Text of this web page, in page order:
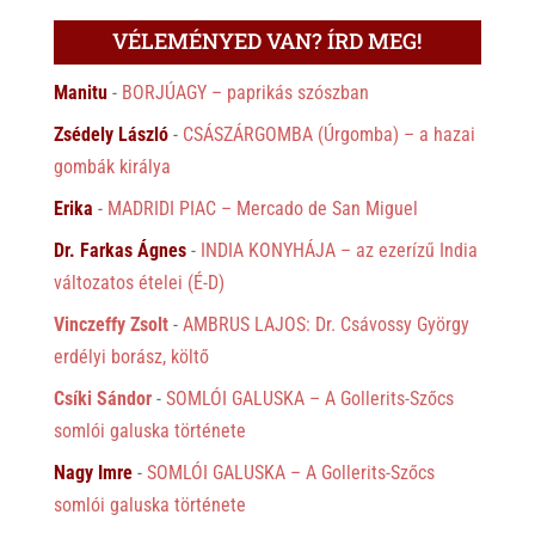
VÉLEMÉNYED VAN? ÍRD MEG!
Manitu- BORJÚAGY – paprikás szószban
Zsédely László- CSÁSZÁRGOMBA (Úrgomba) – a hazai
gombák királya
Erika - MADRIDI PIAC – Mercado de San Miguel
Dr. Farkas Ágnes- INDIA KONYHÁJA – az ezerízű India
változatos ételei (É-D)
Vinczeffy Zsolt- AMBRUS LAJOS: Dr. Csávossy György
erdélyi borász, költő
Csíki Sándor- SOMLÓI GALUSKA – A Gollerits-Szőcs
somlói galuska története
Nagy Imre- SOMLÓI GALUSKA – A Gollerits-Szőcs
somlói galuska története